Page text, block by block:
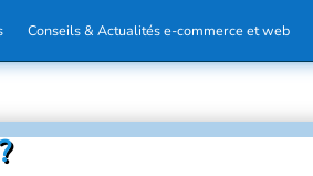
Conseils & Actualités e-commerce et web